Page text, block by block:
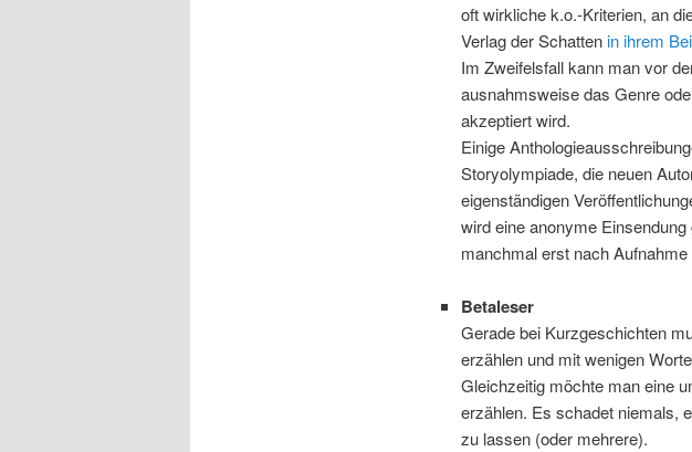
oft wirkliche k.o.-Kriterien, an
Verlag der Schattenin ihrem
Im Zweifelsfall kann man vor
ausnahmsweise das Genre
akzeptiert wird.
Einige
Storyolympiade, die neuen
eigenständigen
wird eine anonyme
manchmal erst nach Aufnahme
Betaleser
Gerade bei Kurzgeschichten
erzählen und mit wenigen
Gleichzeitig möchte man eine
erzählen. Es schadet niemals,
zu lassen (oder mehrere).